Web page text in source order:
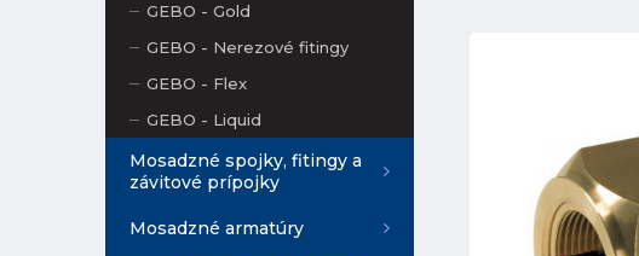
GEBO - Gold
GEBO - Nerezové fitingy
GEBO - Flex
GEBO - Liquid
Mosadzné spojky, fitingy a
závitové prípojky
Mosadzné armatúry